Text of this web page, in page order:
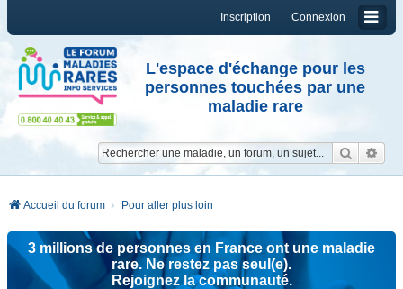
Connexion
Inscription
L'espace d'échange pour les
personnes touchées par une
maladie rare
Accueil du forum Pour aller plus loin
3 millions de personnes en France ont une maladie
rare. Ne restez pas seul(e).
Rejoignez la communauté.